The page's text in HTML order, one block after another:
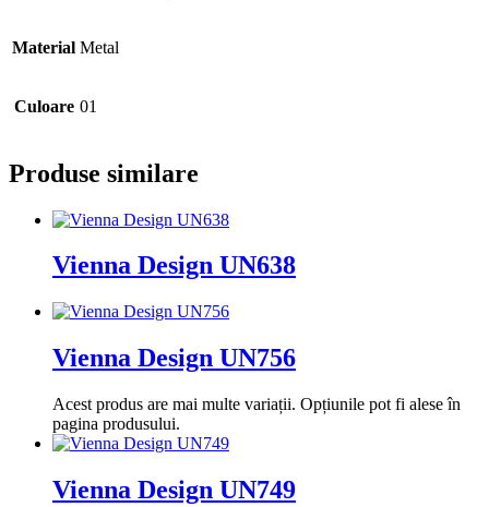
Material Metal
Culoare 01
Produse similare
Vienna Design UN638
Vienna Design UN756
Acest produs are mai multe variații. Opțiunile pot fi alese în
pagina produsului.
Vienna Design UN749